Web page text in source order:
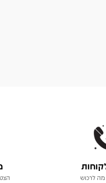
מה לרכוש